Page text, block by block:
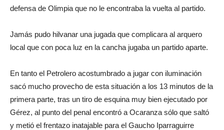
defensa de Olimpia que no le encontraba la vuelta al partido.
Jamás pudo hilvanar una jugada que complicara al arquero
local que con poca luz en la cancha jugaba un partido aparte.
En tanto el Petrolero acostumbrado a jugar con iluminación
sacó mucho provecho de esta situación a los 13 minutos de la
primera parte, tras un tiro de esquina muy bien ejecutado por
Gérez, al punto del penal encontró a Ocaranza sólo que saltó
y metió el frentazo inatajable para el Gaucho Iparraguirre